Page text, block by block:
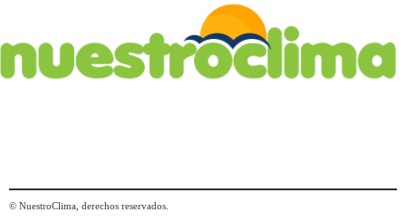
© NuestroClima, derechos reservados.